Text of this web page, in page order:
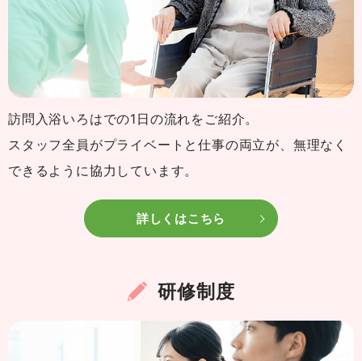
訪問入浴いろはでの1日の流れをご紹介。
スタッフ全員がプライベートと仕事の両立が、無理なく
できるように協力しています。
詳しくはこちら
研修制度